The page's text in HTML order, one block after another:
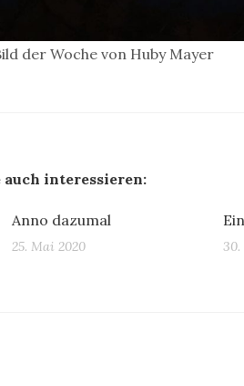
der Woche von Huby Mayer
auch interessieren:
Anno dazumal
25. Mai 2020 30.